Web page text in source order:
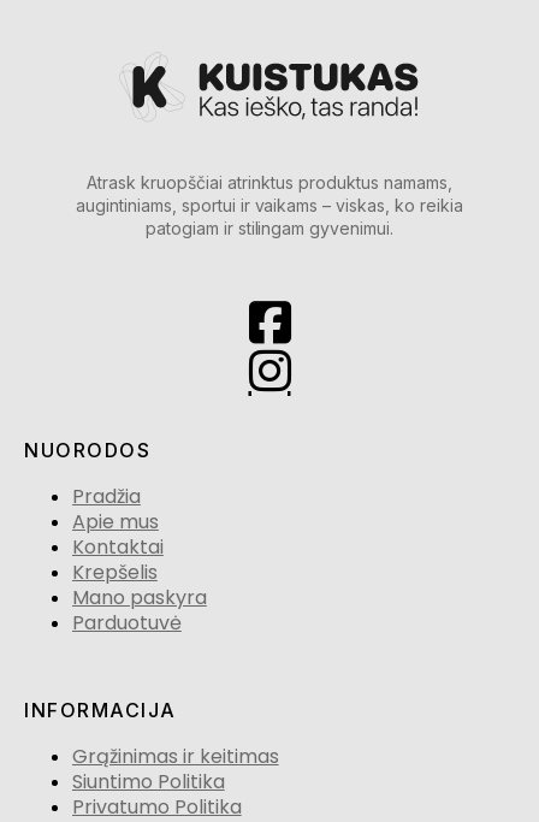
Atrask kruopščiai atrinktus produktus namams,
augintiniams, sportui ir vaikams – viskas, ko reikia
patogiam ir stilingam gyvenimui.
NUORODOS
Pradžia
Apie mus
Kontaktai
Krepšelis
Mano paskyra
Parduotuvė
INFORMACIJA
Grąžinimas ir keitimas
Siuntimo Politika
Privatumo Politika